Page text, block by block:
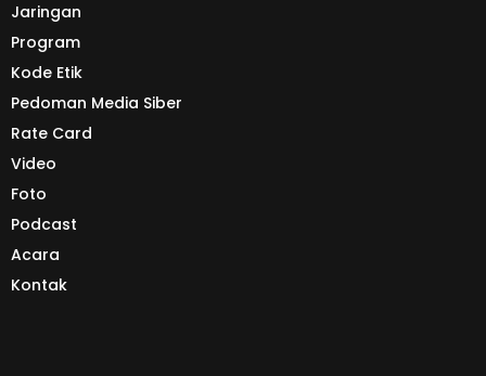
Jaringan
Program
Kode Etik
Pedoman Media Siber
Rate Card
Video
Foto
Podcast
Acara
Kontak